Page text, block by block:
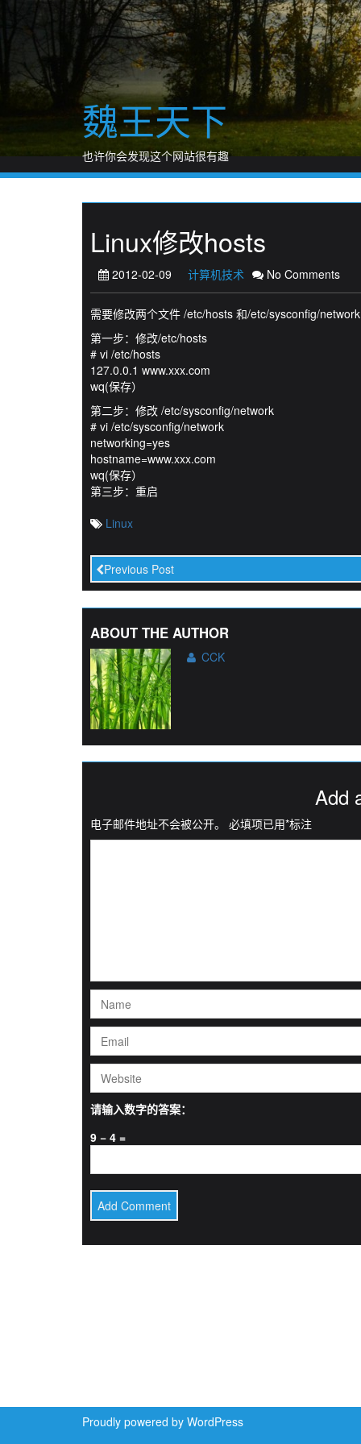
魏王天下
也许你会发现这个网站很有趣
Linux修改hosts
2012-02-09 计算机技术 No Comments
需要修改两个文件 /etc/hosts 和/etc/sysconfig/network
第一步：修改/etc/hosts
# vi /etc/hosts
127.0.0.1 www.xxx.com
wq(保存）
第二步：修改 /etc/sysconfig/network
# vi /etc/sysconfig/network
networking=yes
hostname=www.xxx.com
wq(保存）
第三步：重启
Linux
Previous Post
ABOUT THE AUTHOR
CCK
Add
电子邮件地址不会被公开。 必填项已用*标注
请输入数字的答案：
9 − 4 =
Proudly powered by WordPress